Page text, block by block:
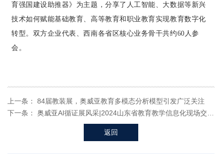
育强国建设助推器》为主题，分享了人工智能、大数据等新兴
技术如何赋能基础教育、高等教育和职业教育实现教育数字化
转型。双方企业代表、西南各省区核心业务骨干共约60人参
会。
上一条：
84届教装展，奥威亚教育多模态分析模型引发广泛关注
下一条：
返回